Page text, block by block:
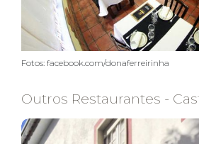
Fotos: facebook.com/donaferreirinha
Outros Restaurantes -